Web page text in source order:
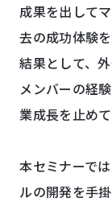
成果を出して
去の成功体験
結果として、
メンバーの経
業成長を止め
本セミナーで
ルの開発を手